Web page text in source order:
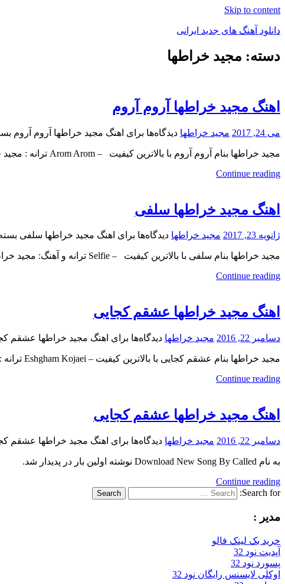
Skip to content
دانلود آهنگ های جدید ایرانی
دانلود
دسته: مجید خراطها
اهنگ مجید خراطها آروم آروم
می 24, 2017 مجید خراطها دیدگاه‌ها برای اهنگ مجید خراطها آروم آروم
مجید خراطها بنام آروم آروم با بالاترین کیفیت – Arom Arom ترانه : مجید خراطها , آهنگ و تنظیم
Continue reading
اهنگ مجید خراطها سلفی
ژانویه 23, 2017 مجید خراطها دیدگاه‌ها برای اهنگ مجید خراطها سلفی
مجید خراطها بنام سلفی با بالاترین کیفیت – Selfie ترانه و آهنگ: مجید خراطها , تنظیم و میکس و
Continue reading
اهنگ مجید خراطها عشقم کجایی
دسامبر 22, 2016 مجید خراطها دیدگاه‌ها برای اهنگ مجید خراطها عشقم
مجید خراطها بنام عشقم کجایی با بالاترین کیفیت – Eshgham Kojaei ترانه : میلاد بیضا ، آهنگ و تنظیم :
Continue reading
اهنگ مجید خراطها عشقم کجایی
دسامبر 22, 2016 مجید خراطها دیدگاه‌ها برای اهنگ مجید خراطها عشقم
به نام Download New Song By Called نوشته اولین بار در پدیدار شد.
Continue reading
Search for:
Search
مدیر :
خرید بک لینک فالو
آپدیت نود 32
پسورد نود 32
اوکلی لایسنس رایگان نود 32